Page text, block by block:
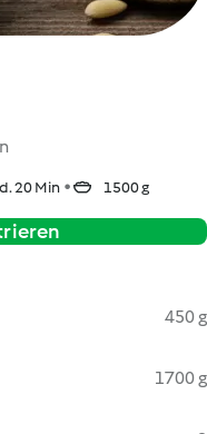
20 Min 1500 g
450 g
1700 g